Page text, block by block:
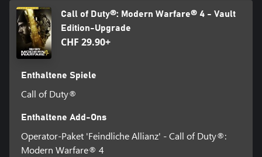
Call of Duty®: Modern Warfare® 4 - Vault
Edition-Upgrade
CHF 29.90+
Enthaltene Spiele
Call of Duty®
Enthaltene Add-Ons
Operator-Paket 'Feindliche Allianz' - Call of Duty®:
Modern Warfare® 4